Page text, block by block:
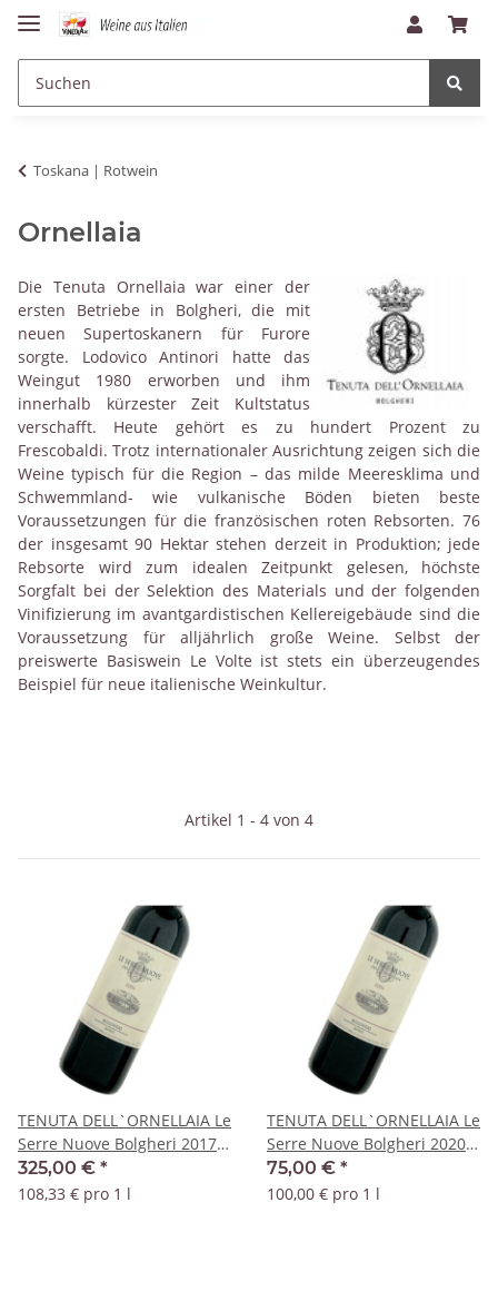
Toskana | Rotwein
Ornellaia
Die Tenuta Ornellaia war einer der
ersten Betriebe in Bolgheri, die mit
neuen Supertoskanern für Furore
sorgte. Lodovico Antinori hatte das
Weingut 1980 erworben und ihm
innerhalb kürzester Zeit Kultstatus
verschafft. Heute gehört es zu hundert Prozent zu
Frescobaldi. Trotz internationaler Ausrichtung zeigen sich die
Weine typisch für die Region – das milde Meeresklima und
Schwemmland- wie vulkanische Böden bieten beste
Voraussetzungen für die französischen roten Rebsorten. 76
der insgesamt 90 Hektar stehen derzeit in Produktion; jede
Rebsorte wird zum idealen Zeitpunkt gelesen, höchste
Sorgfalt bei der Selektion des Materials und der folgenden
Vinifizierung im avantgardistischen Kellereigebäude sind die
Voraussetzung für alljährlich große Weine. Selbst der
preiswerte Basiswein Le Volte ist stets ein überzeugendes
Beispiel für neue italienische Weinkultur.
Artikel 1 - 4 von 4
TENUTA DELL`ORNELLAIA Le
Serre Nuove Bolgheri 2017
DOC - 3 Liter Jeroboam
325,00 € *
108,33 € pro 1 l
TENUTA DELL`ORNELLAIA Le
Serre Nuove Bolgheri 2020
DOC
75,00 € *
100,00 € pro 1 l